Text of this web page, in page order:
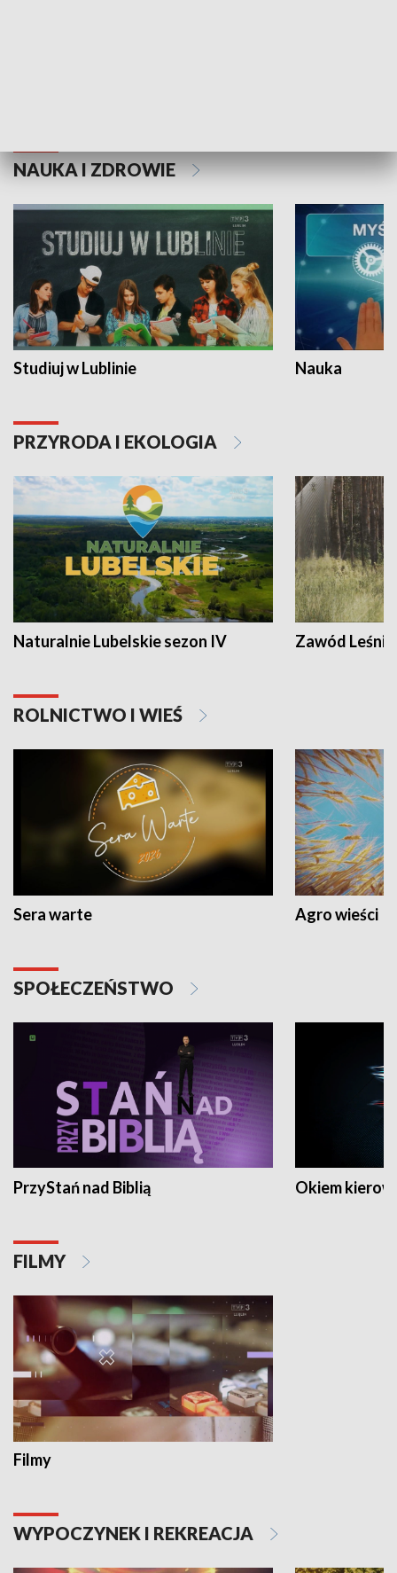
NAUKA I ZDROWIE
Studiuj w Lublinie Nauka
PRZYRODA I EKOLOGIA
Naturalnie Lubelskie sezon IV Zawód Leśnik
ROLNICTWO I WIEŚ
Sera warte Agro wieści
SPOŁECZEŃSTWO
PrzyStań nad Biblią Okiem
FILMY
Filmy
WYPOCZYNEK I REKREACJA